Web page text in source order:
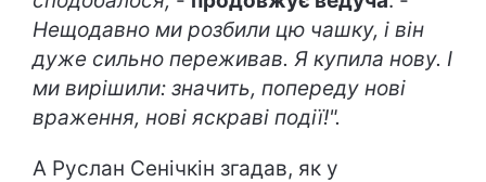
Нещодавно ми розбили цю чашку, і він
дуже сильно переживав. Я купила нову. І
ми вирішили: значить, попереду нові
враження, нові яскраві події!".
А Руслан Сенічкін згадав, як у